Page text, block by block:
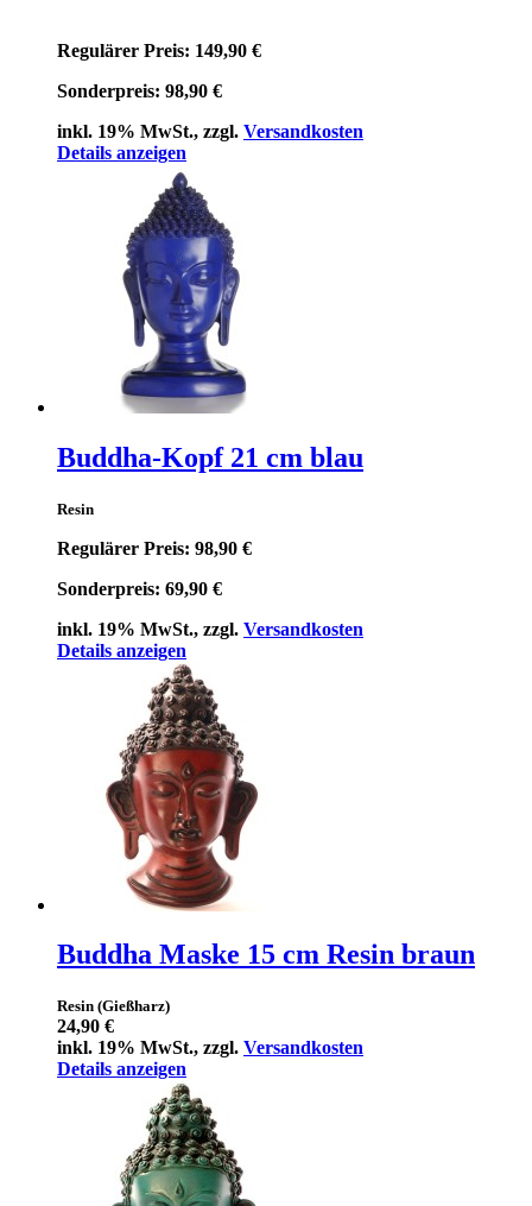
Regulärer Preis: 149,90 €
Sonderpreis: 98,90 €
inkl. 19% MwSt., zzgl. Versandkosten
Details anzeigen
Buddha-Kopf 21 cm blau
Resin
Regulärer Preis: 98,90 €
Sonderpreis: 69,90 €
inkl. 19% MwSt., zzgl. Versandkosten
Details anzeigen
Buddha Maske 15 cm Resin braun
Resin (Gießharz)
24,90 €
inkl. 19% MwSt., zzgl. Versandkosten
Details anzeigen